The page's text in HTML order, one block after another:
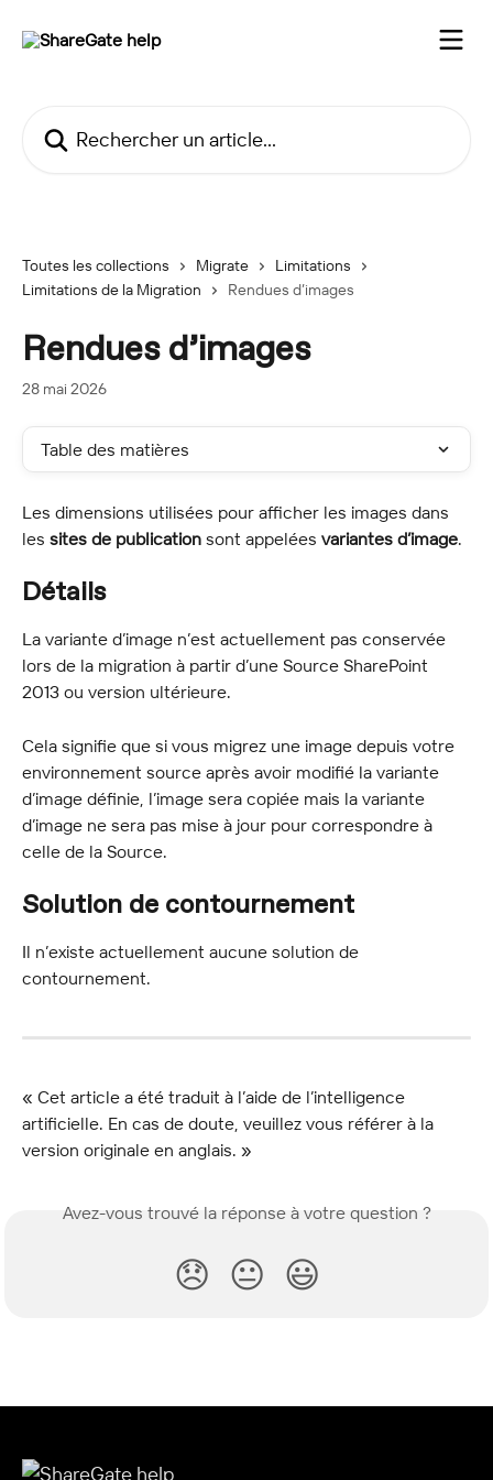
Toutes les collections Migrate
Limitations
Limitations de la Migration
Rendues d’images
Rendues d’images
28 mai 2026
Table des matières
Les dimensions utilisées pour afficher les images dans
les sites de publication sont appelées variantes d’image.
Détails
La variante d’image n’est actuellement pas conservée
lors de la migration à partir d’une Source SharePoint
2013 ou version ultérieure.
Cela signifie que si vous migrez une image depuis votre
environnement source après avoir modifié la variante
d’image définie, l’image sera copiée mais la variante
d’image ne sera pas mise à jour pour correspondre à
celle de la Source.
Solution de contournement
Il n’existe actuellement aucune solution de
contournement.
« Cet article a été traduit à l’aide de l’intelligence
artificielle. En cas de doute, veuillez vous référer à la
version originale en anglais. »
Avez-vous trouvé la réponse à votre question ?
😞 😐 😃